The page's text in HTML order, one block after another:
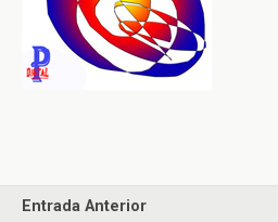
Entrada Anterior